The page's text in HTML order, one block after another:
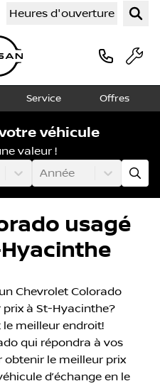
Heures d'ouverture
Service Offres
véhicule
valeur !
Année
usagé
Chevrolet Colorado
prix à St-Hyacinthe?
meilleur endroit!
qui répondra à vos
obtenir le meilleur prix
d’échange en le